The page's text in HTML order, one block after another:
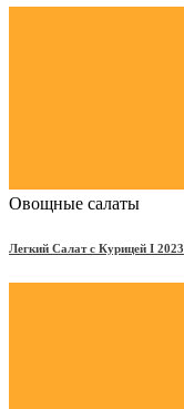
Овощные салаты
Легкий Салат с Курицей Ι 2023